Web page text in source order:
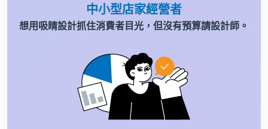
中小型店家經營者
想用吸睛設計抓住消費者目光，但沒有預算請設計師。